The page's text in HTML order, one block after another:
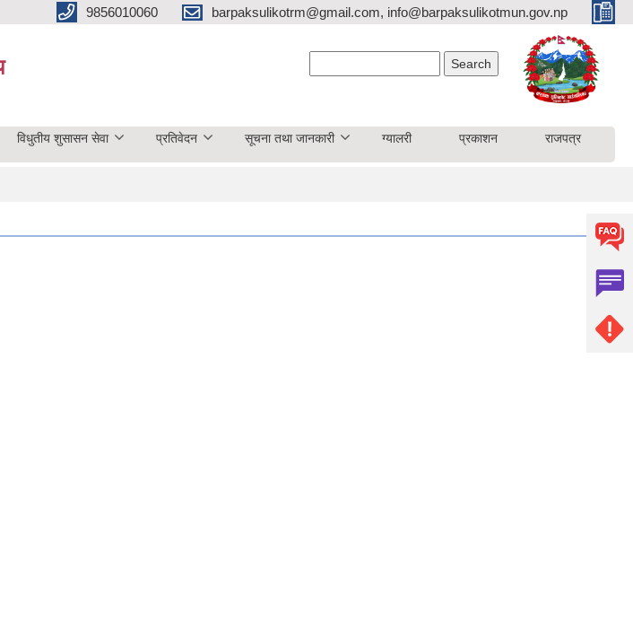
9856010060 barpaksulikotrm@gmail.com, info@barpaksulikotmun.gov.np
विधुतीय शुसासन सेवा प्रतिवेदन सूचना तथा जानकारी ग्यालरी प्रकाशन राजपत्र